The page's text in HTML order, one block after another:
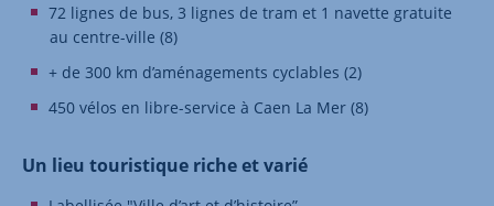
72 lignes de bus, 3 lignes de tram et 1 navette gratuite
au centre-ville (8)
+ de 300 km d’aménagements cyclables (2)
450 vélos en libre-service à Caen La Mer (8)
Un lieu touristique riche et varié